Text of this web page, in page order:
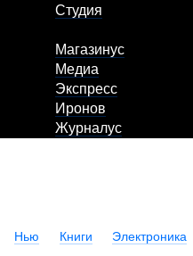
Студия
Магазинус
Медиа
Экспресс
Иронов
Журналус
Нью Книги Электроника